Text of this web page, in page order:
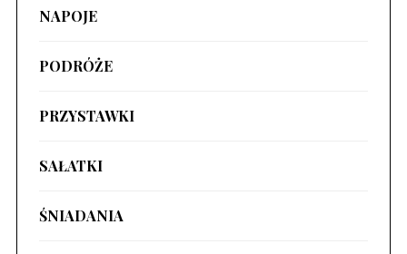
NAPOJE
PODRÓŻE
PRZYSTAWKI
SAŁATKI
ŚNIADANIA